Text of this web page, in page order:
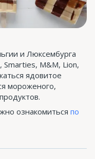
и Люксембурга
Smarties, M&M, Lion,
ядовитое
мороженого,
ознакомиться по